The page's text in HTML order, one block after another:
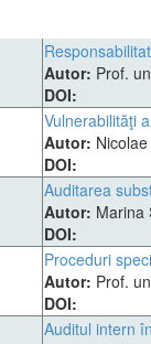
Autor: Prof.
DOI:
Vulnerabilităţi
Autor:
DOI:
Auditarea
Autor: Marina
DOI:
Proceduri
Autor: Prof.
DOI:
Auditul intern